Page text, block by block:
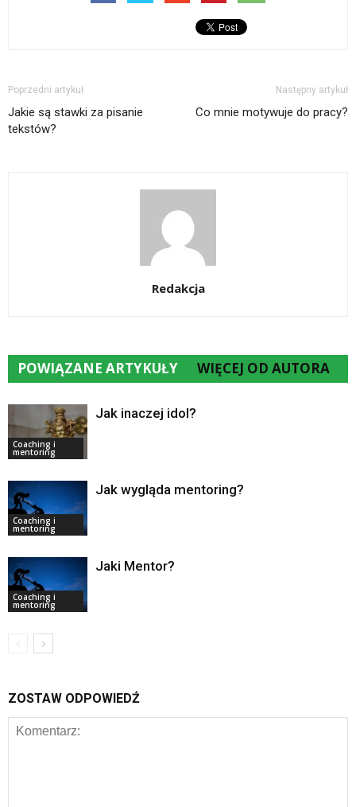
Poprzedni artykuł
Jakie są stawki za pisanie
tekstów?
Następny artykuł
Co mnie motywuje do pracy?
Redakcja
POWIĄZANE ARTYKUŁY WIĘCEJ OD AUTORA
Coaching i
mentoring
Jak inaczej idol?
Coaching i
mentoring
Jak wygląda mentoring?
Coaching i
mentoring
Jaki Mentor?
ZOSTAW ODPOWIEDŹ